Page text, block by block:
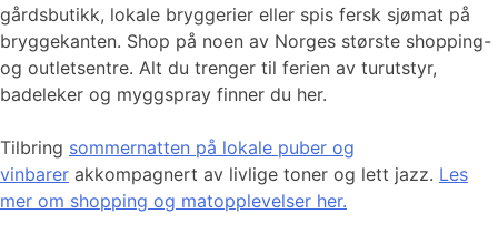
gårdsbutikk, lokale bryggerier eller spis fersk sjømat på
bryggekanten. Shop på noen av Norges største shopping-
og outletsentre. Alt du trenger til ferien av turutstyr,
badeleker og myggspray finner du her.
Tilbring sommernatten på lokale puber og
vinbarer akkompagnert av livlige toner og lett jazz. Les
mer om shopping og matopplevelser her.